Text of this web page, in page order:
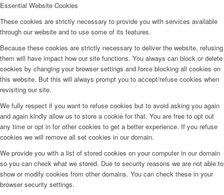
Essential Website Cookies
These cookies are strictly necessary to provide you with services available
through our website and to use some of its features.
Because these cookies are strictly necessary to deliver the website, refusing
them will have impact how our site functions. You always can block or delete
cookies by changing your browser settings and force blocking all cookies on
this website. But this will always prompt you to accept/refuse cookies when
revisiting our site.
We fully respect if you want to refuse cookies but to avoid asking you again
and again kindly allow us to store a cookie for that. You are free to opt out
any time or opt in for other cookies to get a better experience. If you refuse
cookies we will remove all set cookies in our domain.
We provide you with a list of stored cookies on your computer in our domain
so you can check what we stored. Due to security reasons we are not able to
show or modify cookies from other domains. You can check these in your
browser security settings.